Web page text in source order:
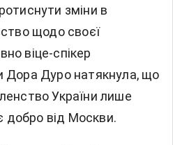
зміни в
щодо своєї
віце-спікер
Дора Дуро натякнула, що
України лише
добро від Москви.